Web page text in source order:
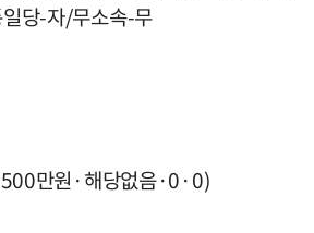
당-자/무소속-무
만원·해당없음·0·0)